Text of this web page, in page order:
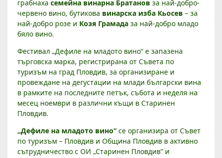
И
С
Т
Р
И
Р
А
Н
А
Д
2
1
0
0
грабнаха семейна винарна Братанов за най-добро-
червено вино, бутикова винарска изба Кьосев – за
най-добро розе и Козя Грамада за най-добро младо
бяло вино.
Фестивал „Дефиле на младото вино“ е запазена
търговска марка, регистрирана от Съвета по
туризъм на град Пловдив, за организиране и
провеждане на дегустации на млади български вина
в рамките на последните петък, събота и неделя на
месец ноември в различни къщи в Старинен
Пловдив.
„Дефиле на младото вино“ се организира от Съвет
по туризъм – Пловдив и Община Пловдив в активно
сътрудничество с ОИ „Старинен Пловдив” и